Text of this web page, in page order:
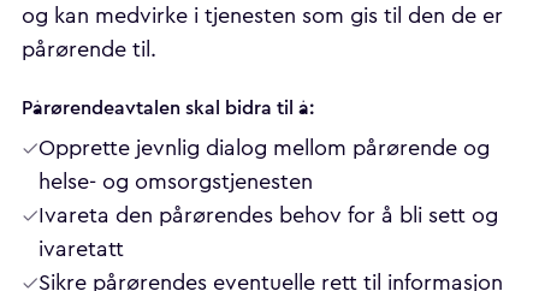
og kan medvirke i tjenesten som gis til den de er
pårørende til.
Pårørendeavtalen skal bidra til å:
Opprette jevnlig dialog mellom pårørende og
helse- og omsorgstjenesten
Ivareta den pårørendes behov for å bli sett og
ivaretatt
Sikre pårørendes eventuelle rett til informasjon